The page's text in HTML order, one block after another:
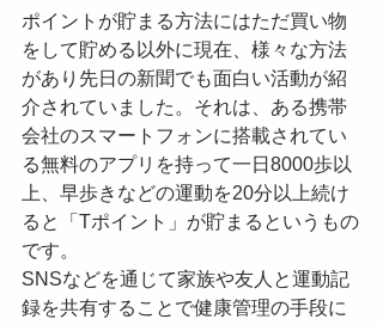
ポイントが貯まる方法にはただ買い物
をして貯める以外に現在、様々な方法
があり先日の新聞でも面白い活動が紹
介されていました。それは、ある携帯
会社のスマートフォンに搭載されてい
る無料のアプリを持って一日8000歩以
上、早歩きなどの運動を20分以上続け
ると「Tポイント」が貯まるというもの
です。
SNSなどを通じて家族や友人と運動記
録を共有することで健康管理の手段に